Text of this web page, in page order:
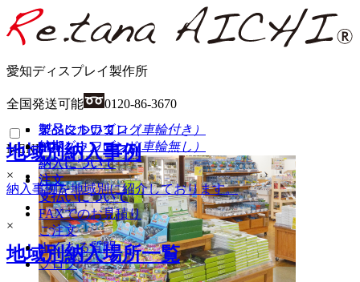
愛知ディスプレイ製作所
全国発送可能 0120-86-3670
MENU
HOME
商品一覧
ワゴン（車輪付き）
ワゴン（車輪無し）
ステージ陳列台
イベントワゴン（車輪付き）
イベントワゴン（車輪無し）
地域別納入事例
納入事例を地域別に紹介しております。
地域別納入場所一覧
製品について
納期
納入について
注文
支払いについて
×
製品について
納期
納入について
注文
支払いについて
FAXでのお見積り
ご注文
よくある質問
ブログ
デジタルカタログ
PDFダウンロード
×